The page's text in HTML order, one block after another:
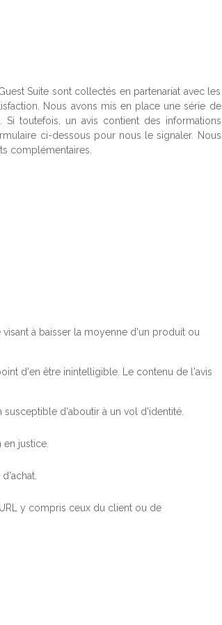
Suite sont collectés en partenariat avec les
Nous avons mis en place une série de
toutefois, un avis contient des informations
ci-dessous pour nous le signaler. Nous
complémentaires.
à baisser la moyenne d'un produit ou
d'en être inintelligible. Le contenu de l'avis
d'aboutir à un vol d'identité.
justice.
y compris ceux du client ou de